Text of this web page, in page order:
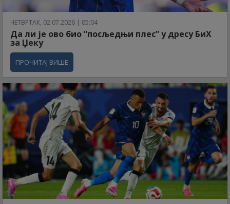
ЧЕТВРТАК, 02.07.2026 | 05:04
Да ли је ово био “посљедњи плес” у дресу БиХ
за Џеку
ПРОЧИТАЈ ВИШЕ